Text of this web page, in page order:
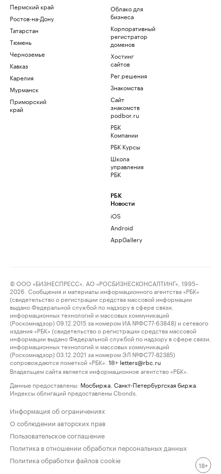
Пермский край
Ростов-на-Дону
Татарстан
Тюмень
Черноземье
Кавказ
Карелия
Мурманск
Приморский
край
Облако для
бизнеса
Корпоративный
регистратор
доменов
Хостинг
сайтов
Рег.решения
Знакомства
Сайт
знакомств
podbor.ru
РБК
Компании
РБК Курсы
Школа
управления
РБК
РБК
Новости
iOS
Android
AppGallery
© ООО «БИЗНЕСПРЕСС», АО «РОСБИЗНЕСКОНСАЛТИНГ», 1995–
2026. Сообщения и материалы информационного агентства «РБК»
(свидетельство о регистрации средства массовой информации
выдано Федеральной службой по надзору в сфере связи,
информационных технологий и массовых коммуникаций
(Роскомнадзор) 09.12.2015 за номером ИА №ФС77-63848) и сетевого
издания «РБК» (свидетельство о регистрации средства массовой
информации выдано Федеральной службой по надзору в сфере связи,
информационных технологий и массовых коммуникаций
(Роскомнадзор) 03.12.2021 за номером ЭЛ №ФС77-82385)
сопровождаются пометкой «РБК».
18+ letters@rbc.ru
Владельцем сайта является информационное агентство «РБК».
Данные предоставлены: Мосбиржа Санкт-Петербургская биржа
Индексы облигаций предоставлены Cbonds.
Информация об ограничениях
О соблюдении авторских прав
Пользовательское соглашение
Политика в отношении обработки персональных данных
Политика обработки файлов cookie
18+